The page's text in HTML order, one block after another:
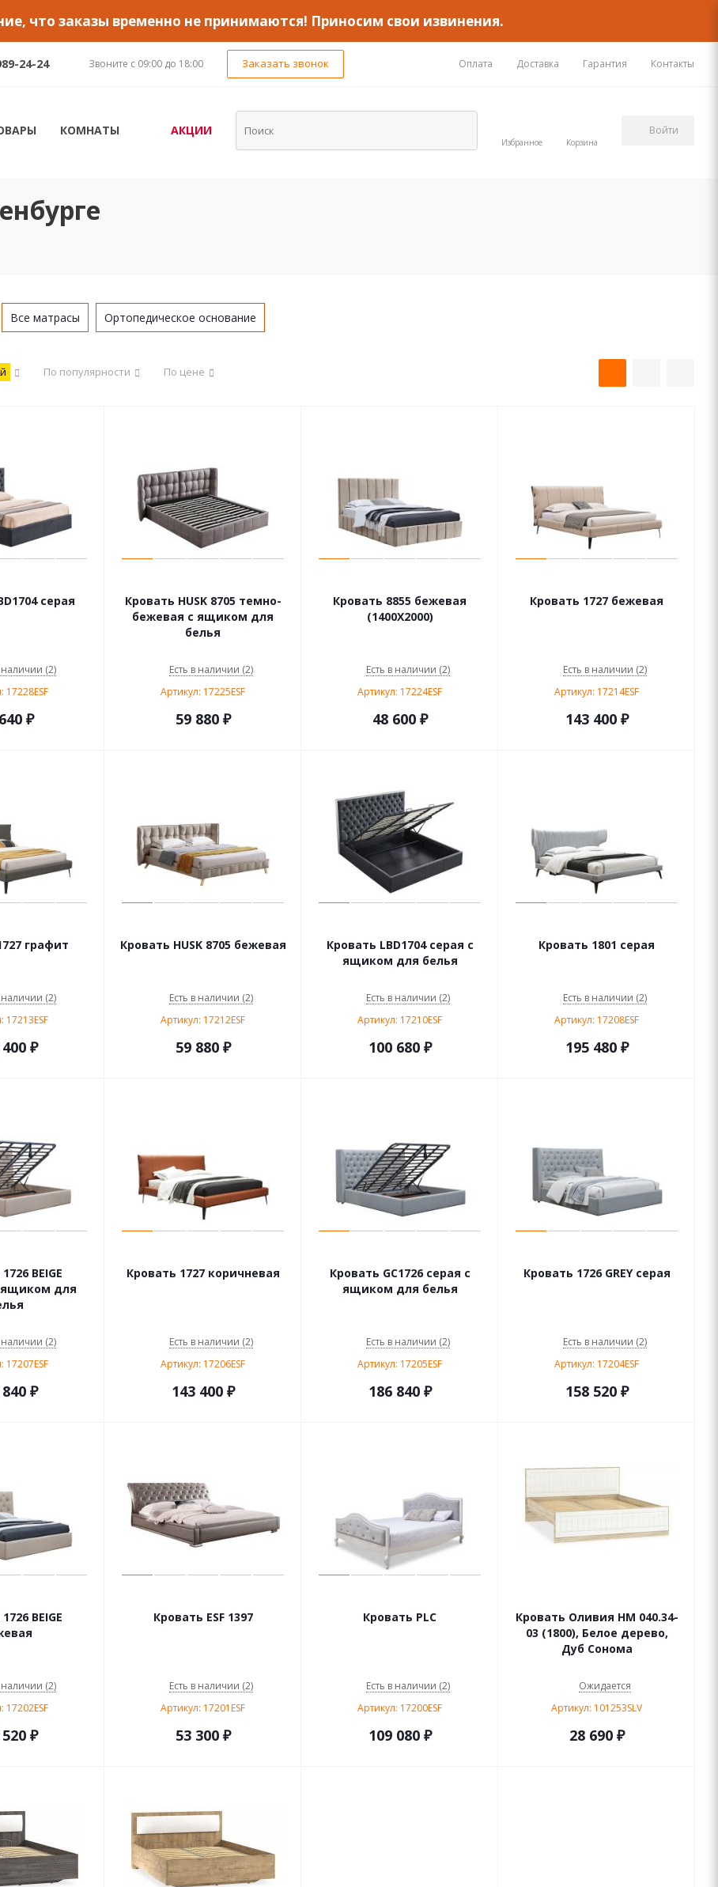
что заказы временно не принимаются! Приносим свои извинения.
24-24 Звоните с 09:00 до 18:00 Заказать звонок Оплата Доставка Гарантия Контакты
КОМНАТЫ АКЦИИ
Избранное Корзина
Войти
Все матрасы Ортопедическое основание
По популярности По цене
серая
наличии (2)
17228ESF
₽
Кровать HUSK 8705 темно-
бежевая с ящиком для
белья
Есть в наличии (2)
Артикул: 17225ESF
59 880₽
Кровать 8855 бежевая
(1400X2000)
Есть в наличии (2)
Артикул: 17224ESF
48 600₽
Кровать 1727 бежевая
Есть в наличии (2)
Артикул: 17214ESF
143 400₽
графит
наличии (2)
17213ESF
₽
Кровать HUSK 8705 бежевая
Есть в наличии (2)
Артикул: 17212ESF
59 880₽
Кровать LBD1704 серая с
ящиком для белья
Есть в наличии (2)
Артикул: 17210ESF
100 680₽
Кровать 1801 серая
Есть в наличии (2)
Артикул: 17208ESF
195 480₽
BEIGE
ящиком для
наличии (2)
17207ESF
₽
Кровать 1727 коричневая
Есть в наличии (2)
Артикул: 17206ESF
143 400₽
Кровать GC1726 серая с
ящиком для белья
Есть в наличии (2)
Артикул: 17205ESF
186 840₽
Кровать 1726 GREY серая
Есть в наличии (2)
Артикул: 17204ESF
158 520₽
BEIGE
наличии (2)
17202ESF
₽
Кровать ESF 1397
Есть в наличии (2)
Артикул: 17201ESF
53 300₽
Кровать PLC
Есть в наличии (2)
Артикул: 17200ESF
109 080₽
Кровать Оливия НМ 040.34-
03 (1800), Белое дерево,
Дуб Сонома
Ожидается
Артикул: 101253SLV
28 690₽